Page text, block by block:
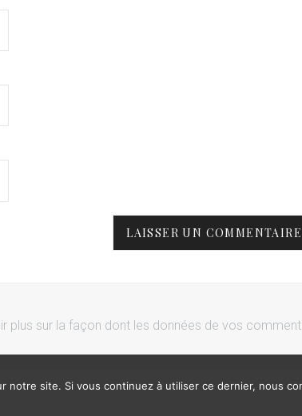
plus sur la façon dont les données de vos
notre site. Si vous continuez à utiliser ce dernier, nous